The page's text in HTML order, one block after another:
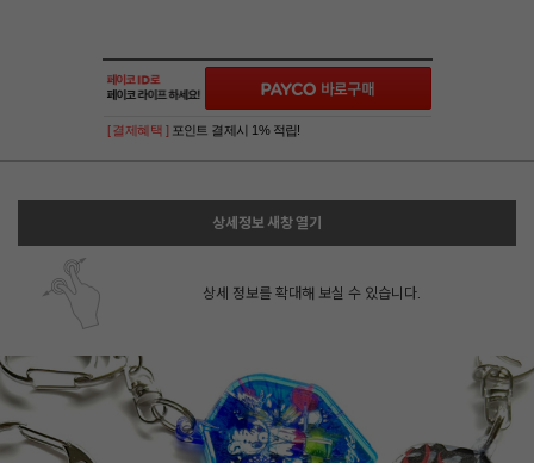
[ 결제혜택 ] 포인트 결제시 1% 적립!
상세정보 새창 열기
상세 정보를 확대해 보실 수 있습니다.